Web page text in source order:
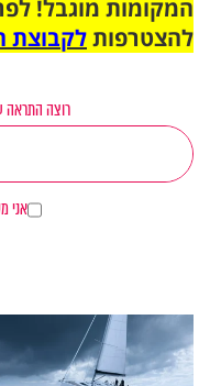
המקומות מוגבל!
להצטרפותלקבוצת
רוצה התראה
אני